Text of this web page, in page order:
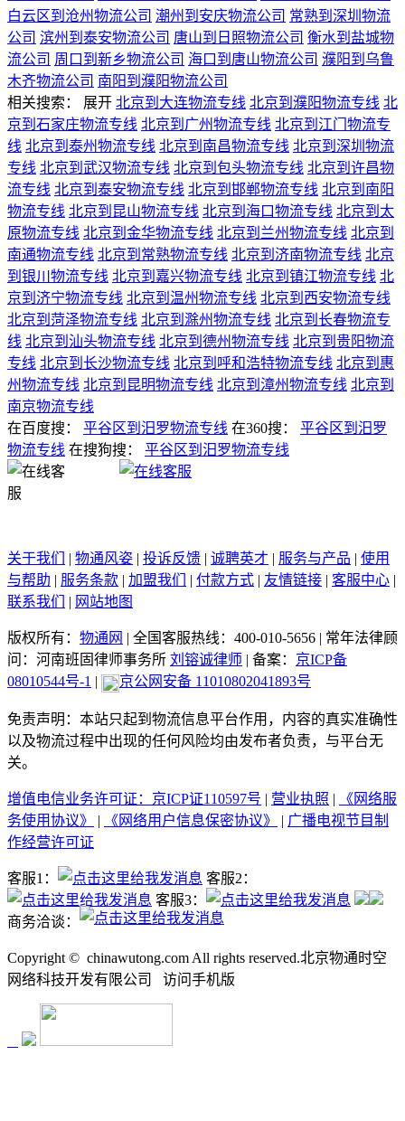
白云区到沧州物流公司 潮州到安庆物流公司 常熟到深圳物流
公司 滨州到泰安物流公司 唐山到日照物流公司 衡水到盐城物
流公司 周口到新乡物流公司 海口到唐山物流公司 濮阳到乌鲁
木齐物流公司 南阳到濮阳物流公司
相关搜索： 展开 北京到大连物流专线 北京到濮阳物流专线 北
京到石家庄物流专线 北京到广州物流专线 北京到江门物流专
线 北京到泰州物流专线 北京到南昌物流专线 北京到深圳物流
专线 北京到武汉物流专线 北京到包头物流专线 北京到许昌物
流专线 北京到泰安物流专线 北京到邯郸物流专线 北京到南阳
物流专线 北京到昆山物流专线 北京到海口物流专线 北京到太
原物流专线 北京到金华物流专线 北京到兰州物流专线 北京到
南通物流专线 北京到常熟物流专线 北京到济南物流专线 北京
到银川物流专线 北京到嘉兴物流专线 北京到镇江物流专线 北
京到济宁物流专线 北京到温州物流专线 北京到西安物流专线
北京到菏泽物流专线 北京到滁州物流专线 北京到长春物流专
线 北京到汕头物流专线 北京到德州物流专线 北京到贵阳物流
专线 北京到长沙物流专线 北京到呼和浩特物流专线 北京到惠
州物流专线 北京到昆明物流专线 北京到漳州物流专线 北京到
南京物流专线
在百度搜：
平谷区到汨罗物流专线 在360搜：
平谷区到汨罗
物流专线 在搜狗搜： 平谷区到汨罗物流专线
关于我们 | 物通风姿 | 投诉反馈 | 诚聘英才 | 服务与产品 | 使用
与帮助 | 服务条款 | 加盟我们 | 付款方式 | 友情链接 | 客服中心 |
联系我们
| 网站地图
版权所有： 物通网 | 全国客服热线：400-010-5656 | 常年法律顾
问：河南班固律师事务所 刘镕诚律师 | 备案： 京ICP备
08010544号-1 | 京公网安备 11010802041893号
免责声明：本站只起到物流信息平台作用，内容的真实准确性
以及物流过程中出现的任何风险均由发布者负责，与平台无
关。
增值电信业务许可证：京ICP证110597号 | 营业执照 |
《网络服
务使用协议》
| 《网络用户信息保密协议》 | 广播电视节目制
作经营许可证
客服1：
客服2：
客服3：
商务洽谈：
Copyright © chinawutong.com All rights reserved.北京物通时空
网络科技开发有限公司
访问手机版